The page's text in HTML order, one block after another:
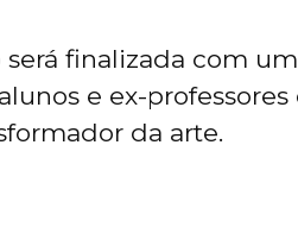
finalizada com
e ex-
da arte.